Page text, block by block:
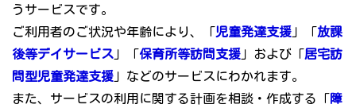
うサービスです。
ご利用者のご状況や年齢により、「児童発達支援 」「放課
後等デイサービス 」「保育所等訪問支援 」および「居宅訪
問型児童発達支援 」などのサービスにわかれます。
また、サービスの利用に関する計画を相談・作成する「障